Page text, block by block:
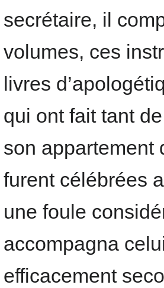
secrétaire, il
volumes, ces
livres
qui ont fait tant
son appartement
furent célébrées
une foule
accompagna
efficacement